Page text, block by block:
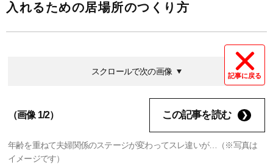
入れるための居場所のつくり方
記事に戻る
スクロールで次の画像
（画像 1/2） この記事を読む
年齢を重ねて夫婦関係のステージが変わってスレ違いが…（※写真は
イメージです）